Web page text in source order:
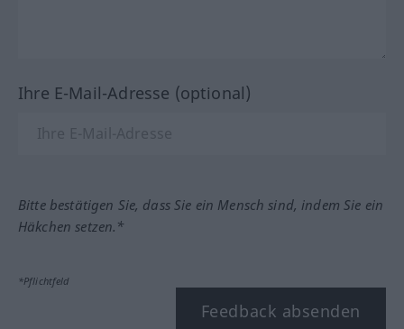
Ihre E-Mail-Adresse (optional)
Bitte bestätigen Sie, dass Sie ein Mensch sind, indem Sie ein
Häkchen setzen.*
*Pflichtfeld
Feedback absenden